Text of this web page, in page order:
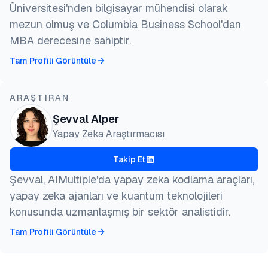
Üniversitesi'nden bilgisayar mühendisi olarak
mezun olmuş ve Columbia Business School'dan
MBA derecesine sahiptir.
Tam Profili Görüntüle
ARAŞTIRAN
Şevval Alper
Yapay Zeka Araştırmacısı
Takip Et
Şevval, AIMultiple'da yapay zeka kodlama araçları,
yapay zeka ajanları ve kuantum teknolojileri
konusunda uzmanlaşmış bir sektör analistidir.
Tam Profili Görüntüle